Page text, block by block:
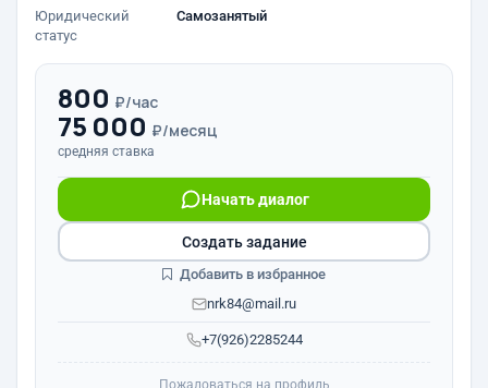
Юридический
статус
Самозанятый
800 ₽/час
75 000 ₽/месяц
средняя ставка
+7(926)2285244
Начать диалог
nrk84@mail.ru
Создать задание
Добавить в избранное
Пожаловаться на профиль